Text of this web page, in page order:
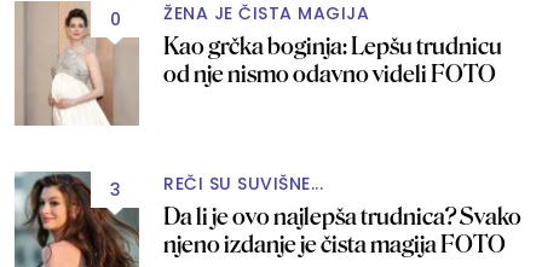
0 ŽENA JE ČISTA MAGIJA
Kao grčka boginja: Lepšu trudnicu
od nje nismo odavno videli FOTO
3 REČI SU SUVIŠNE...
Da li je ovo najlepša trudnica? Svako
njeno izdanje je čista magija FOTO